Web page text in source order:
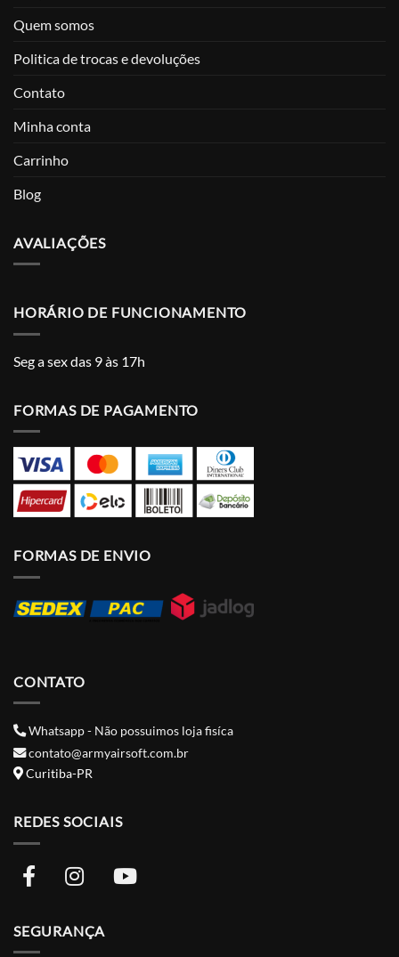
Quem somos
Politica de trocas e devoluções
Contato
Minha conta
Carrinho
Blog
AVALIAÇÕES
HORÁRIO DE FUNCIONAMENTO
Seg a sex das 9 às 17h
FORMAS DE PAGAMENTO
FORMAS DE ENVIO
CONTATO
Whatsapp - Não possuimos loja fisíca
contato@armyairsoft.com.br
Curitiba-PR
REDES SOCIAIS
SEGURANÇA